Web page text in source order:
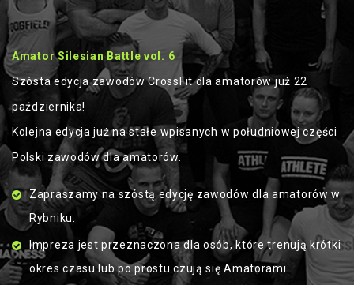
Amator Silesian Battle vol. 6
Szósta edycja zawodów CrossFit dla amatorów już 22
października!
Kolejna edycja już na stałe wpisanych w południowej części
Polski zawodów dla amatorów.
Zapraszamy na szóstą edycję zawodów dla amatorów w
Rybniku.
Impreza jest przeznaczona dla osób, które trenują krótki
okres czasu lub po prostu czują się Amatorami.